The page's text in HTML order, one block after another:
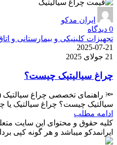
ایران مدکو
0 دیدگاه
تجهیزات کلینیکی و بیمارستانی و
2025-07-21
21 جولای 2025
چراغ سیالیتیک چیست؟
سیالتیک چیست؟ چراغ سیالتیک یا
ادامه مطلب
کلیه حقوق و محتوای این سایت
ایرانمدکو میباشد و هر گونه کپی